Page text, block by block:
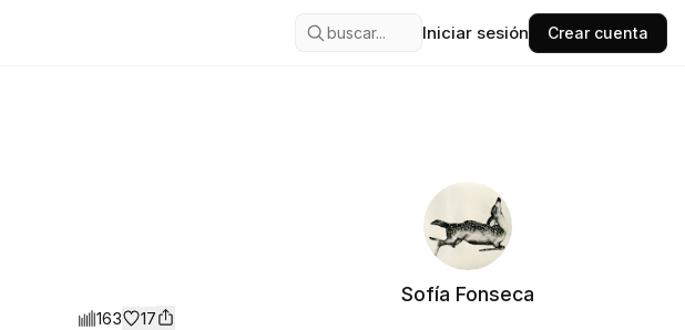
buscar... Iniciar sesión Crear cuenta
163 17
Sofía Fonseca